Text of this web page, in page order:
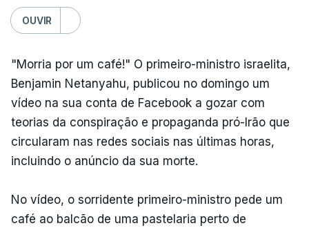
OUVIR
"Morria por um café!" O primeiro-ministro israelita,
Benjamin Netanyahu, publicou no domingo um
vídeo na sua conta de Facebook a gozar com
teorias da conspiração e propaganda pró-Irão que
circularam nas redes sociais nas últimas horas,
incluindo o anúncio da sua morte.
No vídeo, o sorridente primeiro-ministro pede um
café ao balcão de uma pastelaria perto de